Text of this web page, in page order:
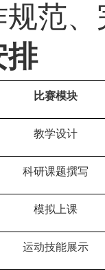
范
排
比赛模块
教学设计
科研课题撰写
模拟上课
运动技能展示